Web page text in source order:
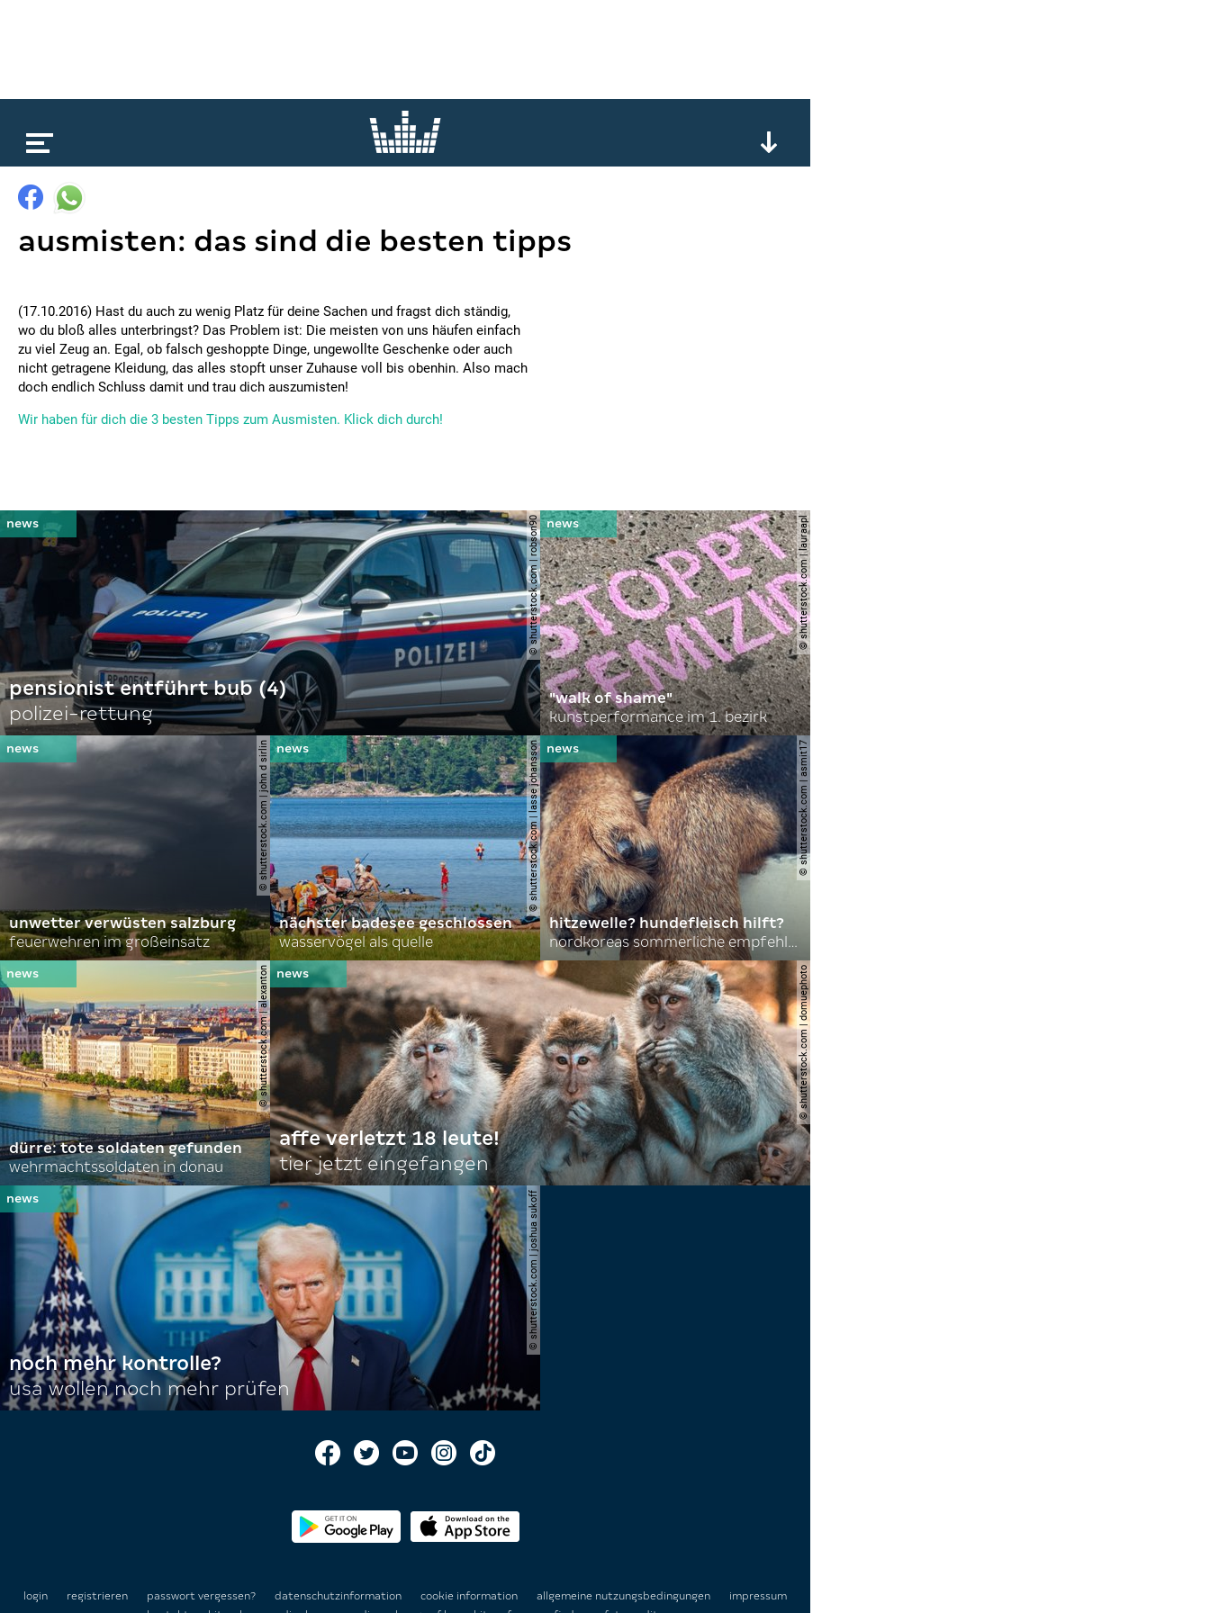
ausmisten: das sind die besten tipps
(17.10.2016) Hast du auch zu wenig Platz für deine Sachen und fragst dich ständig,
wo du bloß alles unterbringst? Das Problem ist: Die meisten von uns häufen einfach
zu viel Zeug an. Egal, ob falsch geshoppte Dinge, ungewollte Geschenke oder auch
nicht getragene Kleidung, das alles stopft unser Zuhause voll bis obenhin. Also mach
doch endlich Schluss damit und trau dich auszumisten!
Wir haben für dich die 3 besten Tipps zum Ausmisten. Klick dich durch!
© shutterstock.com | robson90
pensionist entführt bub (4)
polizei-rettung
© shutterstock.com | lauraapl
"walk of shame"
kunstperformance im 1. bezirk
© shutterstock.com | john d sirlin
unwetter verwüsten salzburg
feuerwehren im großeinsatz
© shutterstock.com | lasse johansson
nächster badesee geschlossen
wasservögel als quelle
© shutterstock.com | asmit17
hitzewelle? hundefleisch hilft?
nordkoreas sommerliche empfehlungen
© shutterstock.com | alexanton
dürre: tote soldaten gefunden
wehrmachtssoldaten in donau
© shutterstock.com | domuephoto
affe verletzt 18 leute!
tier jetzt eingefangen
© shutterstock.com | joshua sukoff
noch mehr kontrolle?
usa wollen noch mehr prüfen
login registrieren passwort vergessen? datenschutzinformation cookie information allgemeine nutzungsbedingungen
impressum